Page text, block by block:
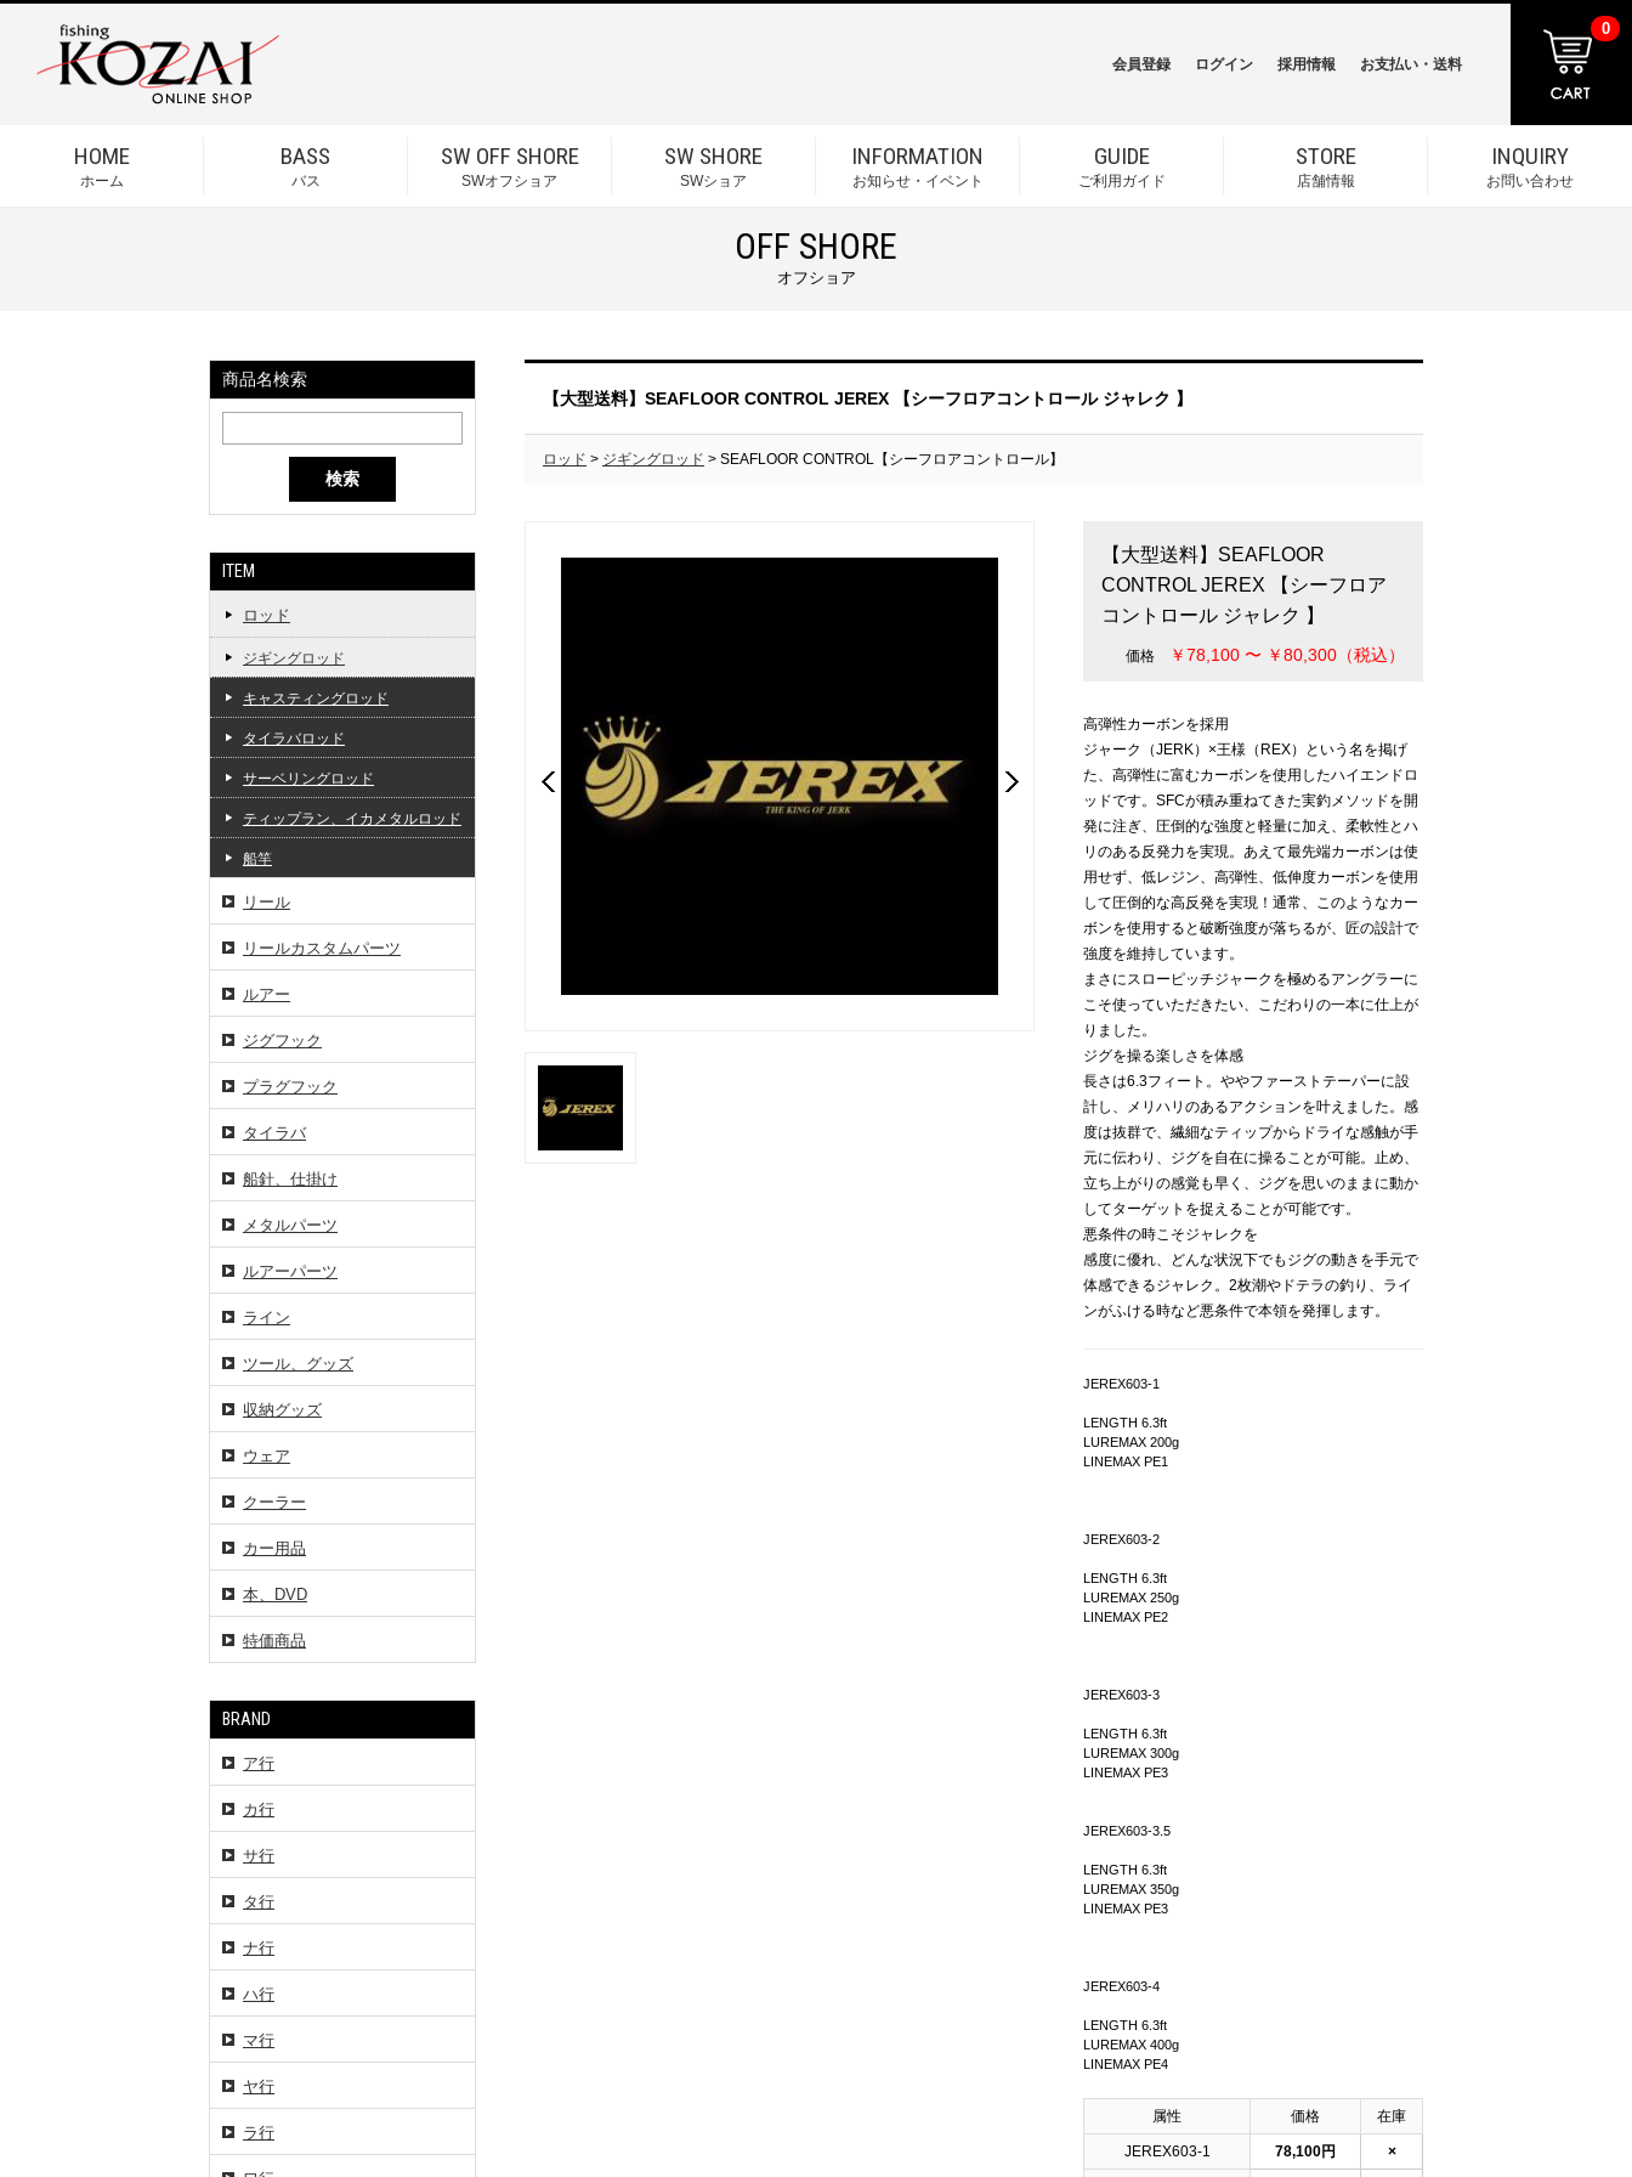
HOME
ホーム
BASS
バス
SW OFF SHORE
SWオフショア
SW SHORE
SWショア
INFORMATION
お知らせ・イベント
GUIDE
ご利用ガイド
STORE
店舗情報
INQUIRY
お問い合わせ
会員登録 ログイン 採用情報 お支払い・送料
0
OFF SHORE
オフショア
商品名検索
検索
ITEM
ロッド
ジギングロッド
キャスティングロッド
タイラバロッド
サーベリングロッド
ティップラン、イカメタルロッド
船竿
リール
リールカスタムパーツ
ルアー
ジグフック
プラグフック
タイラバ
船針、仕掛け
メタルパーツ
ルアーパーツ
ライン
ツール、グッズ
収納グッズ
ウェア
クーラー
カー用品
本、DVD
特価商品
BRAND
ア行
カ行
サ行
タ行
ナ行
ハ行
マ行
ヤ行
ラ行
【大型送料】SEAFLOOR CONTROL JEREX 【シーフロアコントロール ジャレク 】
ロッド > ジギングロッド > SEAFLOOR CONTROL【シーフロアコントロール】
【大型送料】SEAFLOOR
CONTROL JEREX 【シーフロア
コントロール ジャレク 】
価格 ￥78,100 〜 ￥80,300（税込）
高弾性カーボンを採用
ジャーク（JERK）×王様（REX）という名を掲げ
た、高弾性に富むカーボンを使用したハイエンドロ
ッドです。SFCが積み重ねてきた実釣メソッドを開
発に注ぎ、圧倒的な強度と軽量に加え、柔軟性とハ
リのある反発力を実現。あえて最先端カーボンは使
用せず、低レジン、高弾性、低伸度カーボンを使用
して圧倒的な高反発を実現！通常、このようなカー
ボンを使用すると破断強度が落ちるが、匠の設計で
強度を維持しています。
まさにスローピッチジャークを極めるアングラーに
こそ使っていただきたい、こだわりの一本に仕上が
りました。
ジグを操る楽しさを体感
長さは6.3フィート。ややファーストテーパーに設
計し、メリハリのあるアクションを叶えました。感
度は抜群で、繊細なティップからドライな感触が手
元に伝わり、ジグを自在に操ることが可能。止め、
立ち上がりの感覚も早く、ジグを思いのままに動か
してターゲットを捉えることが可能です。
悪条件の時こそジャレクを
感度に優れ、どんな状況下でもジグの動きを手元で
体感できるジャレク。2枚潮やドテラの釣り、ライ
ンがふける時など悪条件で本領を発揮します。
JEREX603-1
LENGTH 6.3ft
LUREMAX 200g
LINEMAX PE1
JEREX603-2
LENGTH 6.3ft
LUREMAX 250g
LINEMAX PE2
JEREX603-3
LENGTH 6.3ft
LUREMAX 300g
LINEMAX PE3
JEREX603-3.5
LENGTH 6.3ft
LUREMAX 350g
LINEMAX PE3
JEREX603-4
LENGTH 6.3ft
LUREMAX 400g
LINEMAX PE4
属性 価格 在庫
JEREX603-1 78,100円 ×